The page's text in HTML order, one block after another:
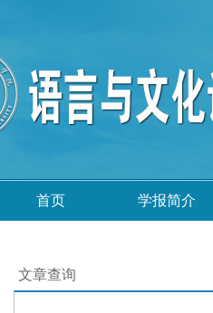
首页 学报简介
文章查询